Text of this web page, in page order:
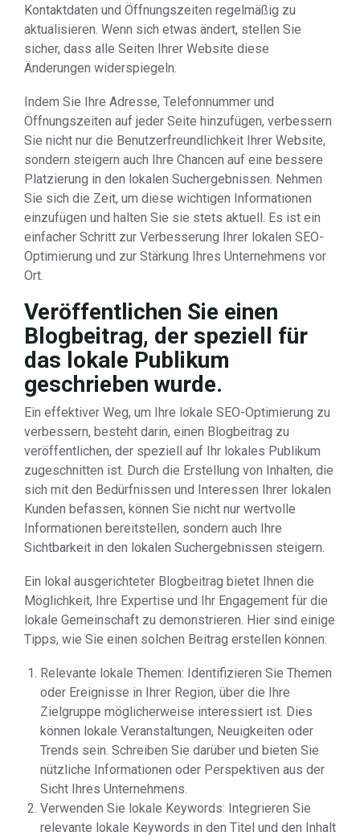
Kontaktdaten und Öffnungszeiten regelmäßig zu
aktualisieren. Wenn sich etwas ändert, stellen Sie
sicher, dass alle Seiten Ihrer Website diese
Änderungen widerspiegeln.
Indem Sie Ihre Adresse, Telefonnummer und
Öffnungszeiten auf jeder Seite hinzufügen, verbessern
Sie nicht nur die Benutzerfreundlichkeit Ihrer Website,
sondern steigern auch Ihre Chancen auf eine bessere
Platzierung in den lokalen Suchergebnissen. Nehmen
Sie sich die Zeit, um diese wichtigen Informationen
einzufügen und halten Sie sie stets aktuell. Es ist ein
einfacher Schritt zur Verbesserung Ihrer lokalen SEO-
Optimierung und zur Stärkung Ihres Unternehmens vor
Ort.
Veröffentlichen Sie einen
Blogbeitrag, der speziell für
das lokale Publikum
geschrieben wurde.
Ein effektiver Weg, um Ihre lokale SEO-Optimierung zu
verbessern, besteht darin, einen Blogbeitrag zu
veröffentlichen, der speziell auf Ihr lokales Publikum
zugeschnitten ist. Durch die Erstellung von Inhalten, die
sich mit den Bedürfnissen und Interessen Ihrer lokalen
Kunden befassen, können Sie nicht nur wertvolle
Informationen bereitstellen, sondern auch Ihre
Sichtbarkeit in den lokalen Suchergebnissen steigern.
Ein lokal ausgerichteter Blogbeitrag bietet Ihnen die
Möglichkeit, Ihre Expertise und Ihr Engagement für die
lokale Gemeinschaft zu demonstrieren. Hier sind einige
Tipps, wie Sie einen solchen Beitrag erstellen können:
Relevante lokale Themen: Identifizieren Sie Themen
oder Ereignisse in Ihrer Region, über die Ihre
Zielgruppe möglicherweise interessiert ist. Dies
können lokale Veranstaltungen, Neuigkeiten oder
Trends sein. Schreiben Sie darüber und bieten Sie
nützliche Informationen oder Perspektiven aus der
Sicht Ihres Unternehmens.
Verwenden Sie lokale Keywords: Integrieren Sie
relevante lokale Keywords in den Titel und den Inhalt